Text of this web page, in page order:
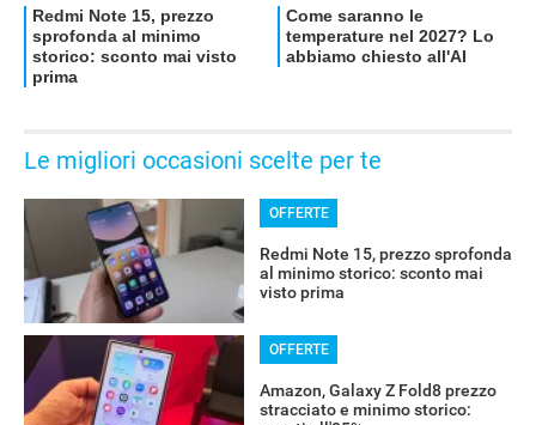
Le migliori occasioni scelte per te
OFFERTE
Redmi Note 15, prezzo sprofonda
al minimo storico: sconto mai
visto prima
OFFERTE
Amazon, Galaxy Z Fold8 prezzo
stracciato e minimo storico: